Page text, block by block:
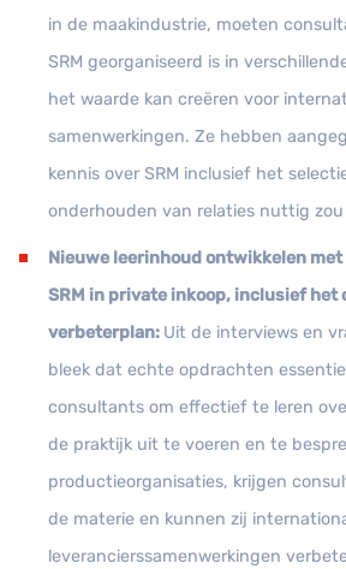
in de maakindustrie, moeten
SRM georganiseerd is in
het waarde kan creëren voor
samenwerkingen. Ze hebben
kennis over SRM inclusief het
onderhouden van relaties nuttig zou
Nieuwe leerinhoud ontwikkelen
SRM in private inkoop, inclusief het
verbeterplan: Uit de interviews en
bleek dat echte opdrachten
consultants om effectief te leren
de praktijk uit te voeren en te
productieorganisaties, krijgen
de materie en kunnen zij
leverancierssamenwerkingen